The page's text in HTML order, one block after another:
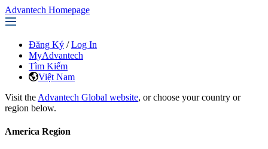
Advantech Homepage
Đăng Ký / Log In
MyAdvantech
Tìm Kiếm
Việt Nam
Visit the Advantech Global website, or choose your country or
region below.
America Region